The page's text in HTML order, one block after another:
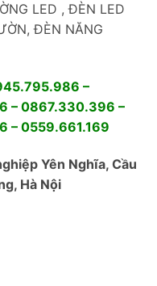
LED , ĐÈN LED
ĐÈN NĂNG
–
– 0867.330.396 –
– 0559.661.169
Yên Nghĩa, Cầu
Hà Nội